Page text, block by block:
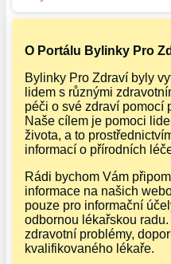
O Portálu Bylinky Pro
Bylinky Pro Zdraví byly
lidem s různými
péči o své zdraví pomocí
Naše cílem je pomoci
života, a to
informací o přírodních
Rádi bychom Vám
informace na našich
pouze pro informační
odbornou lékařskou
zdravotní problémy,
kvalifikovaného lékaře.